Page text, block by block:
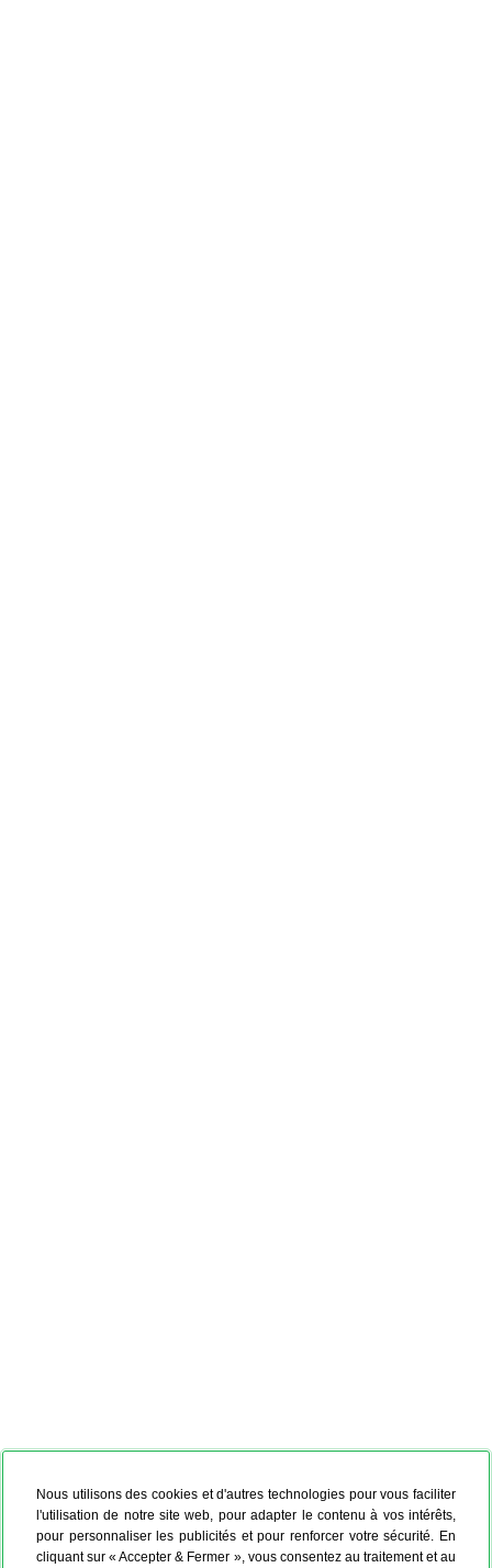
Nous utilisons des cookies et d'autres technologies pour vous faciliter
l'utilisation de notre site web, pour adapter le contenu à vos intérêts,
pour personnaliser les publicités et pour renforcer votre sécurité. En
cliquant sur « Accepter & Fermer », vous consentez au traitement et au